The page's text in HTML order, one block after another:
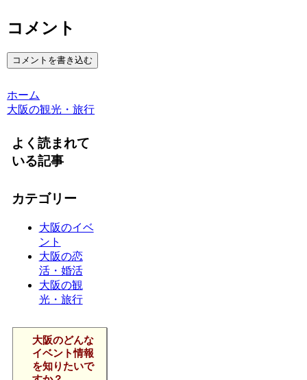
コメント
コメントを書き込む
ホーム
大阪の観光・旅行
よく読まれて
いる記事
カテゴリー
大阪のイベ
ント
大阪の恋
活・婚活
大阪の観
光・旅行
大阪のどんな
イベント情報
を知りたいで